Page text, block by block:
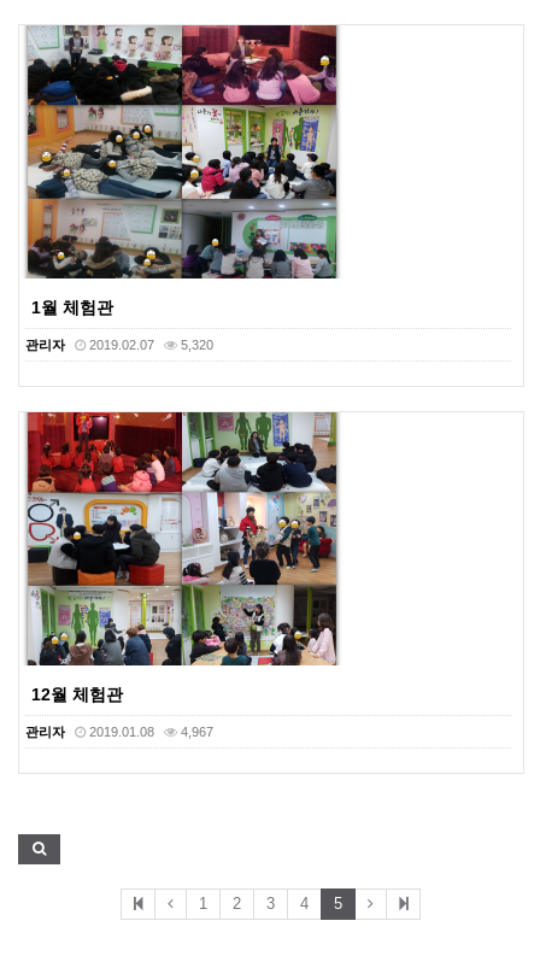
1월 체험관
관리자 2019.02.07 5,320
12월 체험관
관리자 2019.01.08 4,967
1 2 3 4 5